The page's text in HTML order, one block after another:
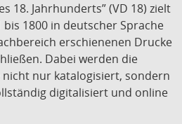
18. Jahrhunderts” (VD 18) zielt
1800 in deutscher Sprache
erschienenen Drucke
Dabei werden die
nur katalogisiert, sondern
digitalisiert und online